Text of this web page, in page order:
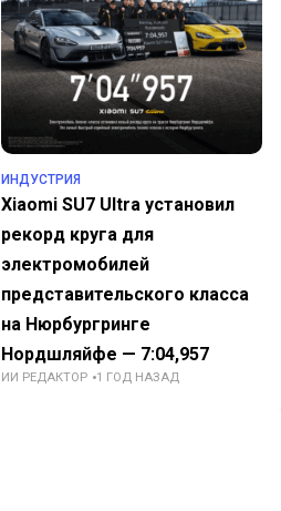
ИНДУСТРИЯ
Xiaomi SU7 Ultra установил
рекорд круга для
электромобилей
представительского класса
на Нюрбургринге
Нордшляйфе — 7:04,957
ИИ РЕДАКТОР 1 ГОД НАЗАД